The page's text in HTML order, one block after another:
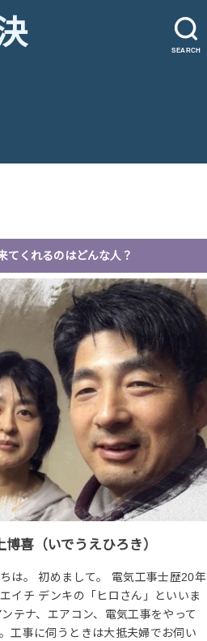
SEARCH
てくれるのはどんな人？
博喜（いでうえひろき）
は。 初めまして。 電気工事士歴20年
イチ デンキの「ヒロさん」といいま
テナ、エアコン、電気工事をやって
工事に伺うときは大抵夫婦でお伺い